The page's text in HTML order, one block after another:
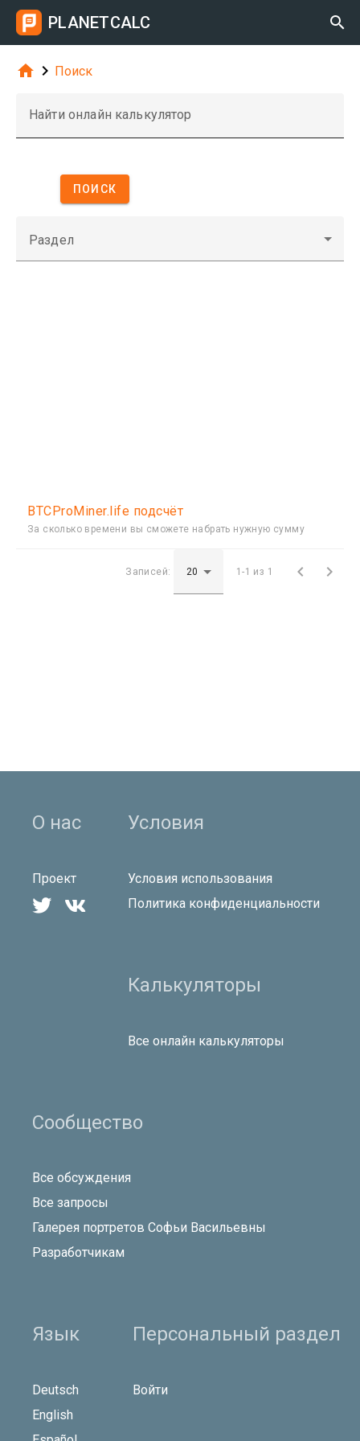
PLANETCALC 
  Поиск
Найти онлайн калькулятор
ПОИСК
Раздел
BTCProMiner.life подсчёт
За сколько времени вы сможете набрать нужную сумму
Записей: 1-1 из 1  
О нас
Проект
 
Условия
Условия использования
Политика конфиденциальности
Калькуляторы
Все онлайн калькуляторы
Сообщество
Все обсуждения
Все запросы
Галерея портретов Софьи Васильевны
Разработчикам
Язык
Deutsch
English
Персональный раздел
Войти